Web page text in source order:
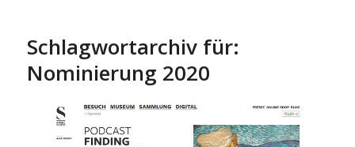
Schlagwortarchiv für:
Nominierung 2020